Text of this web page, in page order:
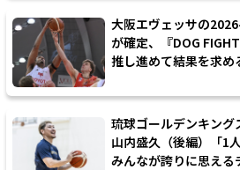
大阪エヴェッサの
が確定、『DOG
推し進めて結果を求め
琉球ゴールデンキン
山内盛久（後編）「1
みんなが誇りに思える